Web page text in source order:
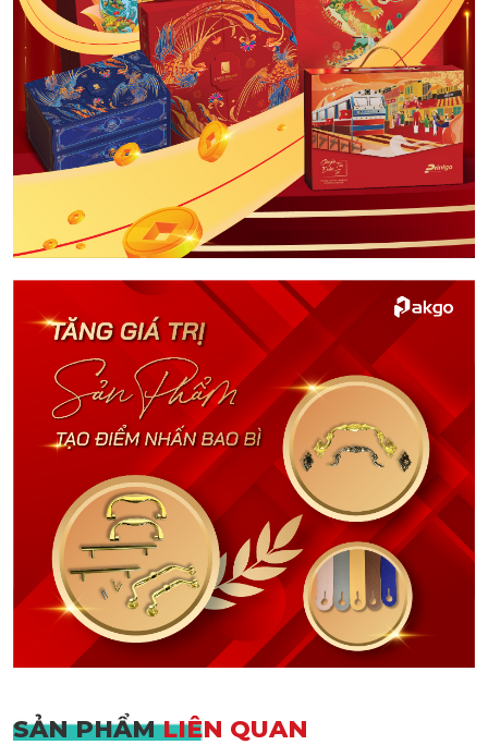
SẢN PHẨMLIÊN QUAN